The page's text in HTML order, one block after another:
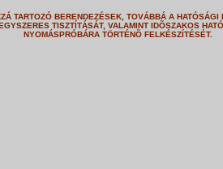
TARTOZÓ BERENDEZÉSEK, TOVÁBBÁ A
TISZTÍTÁSÁT, VALAMINT IDÕSZAKOS
NYOMÁSPRÓBÁRA TÖRTÉNÕ FELKÉSZÍTÉSÉT.